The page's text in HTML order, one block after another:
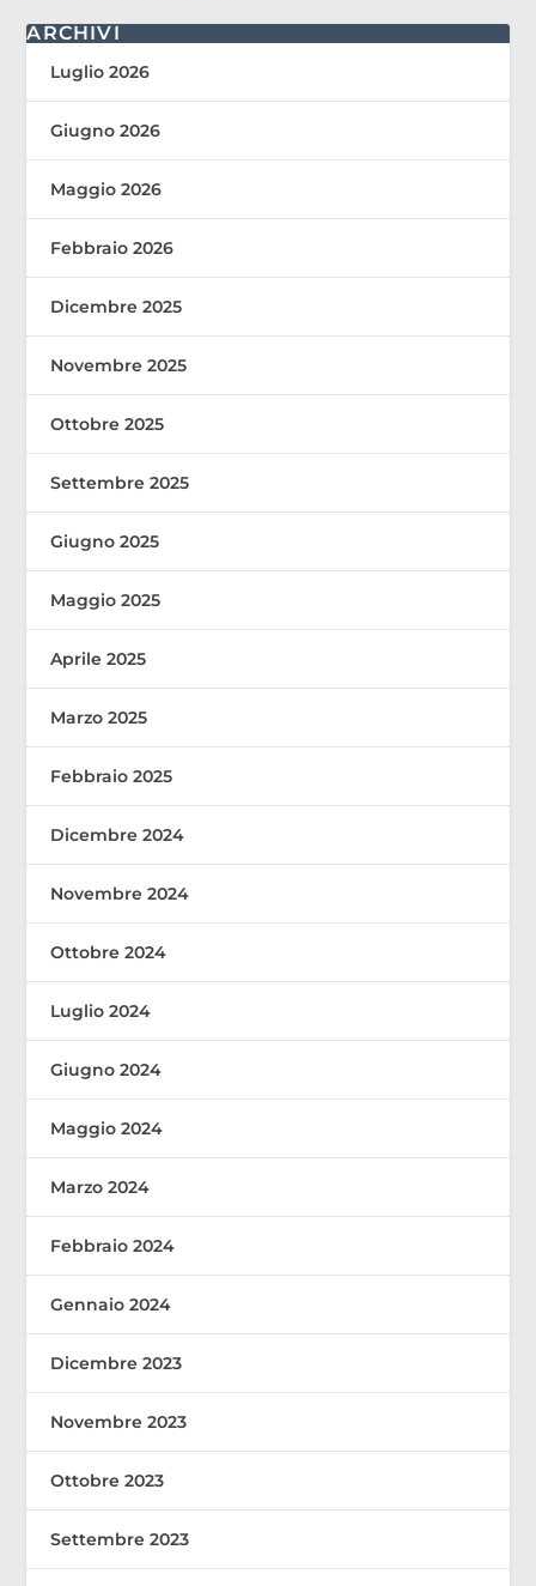
ARCHIVI
Luglio 2026
Giugno 2026
Maggio 2026
Febbraio 2026
Dicembre 2025
Novembre 2025
Ottobre 2025
Settembre 2025
Giugno 2025
Maggio 2025
Aprile 2025
Marzo 2025
Febbraio 2025
Dicembre 2024
Novembre 2024
Ottobre 2024
Luglio 2024
Giugno 2024
Maggio 2024
Marzo 2024
Febbraio 2024
Gennaio 2024
Dicembre 2023
Novembre 2023
Ottobre 2023
Settembre 2023